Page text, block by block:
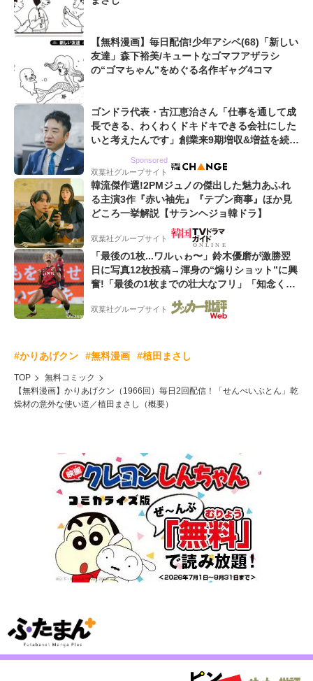
【無料漫画】毎日配信!少年アシベ(68)「新しい
友達」森下裕美/キュートなゴマフアザラシ
の“ゴマちゃん”をめぐる名作ギャグ4コマ
ゴンドラ代表・古江恵治さん「仕事を通して成
長できる、わくわくドキドキできる会社にした
いと考えたんです」創業来9期増収&増益を続け
Sponsored
双葉社グループサイト
韓流傑作選!2PMジュノの傑出した魅力あふれ
る主演3作『赤い袖先』『テプン商事』ほか見
どころ一挙解説【サランヘジョ韓ドラ】
双葉社グループサイト
「最後の1枚...ワルぃゎ〜」鈴木優磨が激勝翌
日に写真12枚投稿→渾身の“煽りショット”に興
奮!「最後の1枚までの壮大なフリ」「知念くん
のことどんだけ好きなんよw」
双葉社グループサイト
#かりあげクン #無料漫画 #植田まさし
TOP
無料コミック
【無料漫画】かりあげクン（1966回）毎日2回配信！「せんべいぶとん」乾
燥材の意外な使い道／植田まさし（概要）